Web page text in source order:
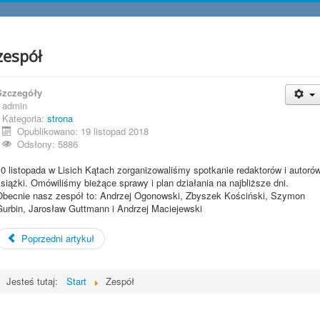
admin
Kategoria: strona
Opublikowano: 19 listopad 2018
Odsłony: 5886
listopada w Lisich Kątach zorganizowaliśmy spotkanie redaktorów i
Omówiliśmy bieżące sprawy i plan działania na najbliższe dni.
nasz zespół to: Andrzej Ogonowski, Zbyszek Kościński, Szymon
Jarosław Guttmann i Andrzej Maciejewski
Poprzedni artykuł
Jesteś tutaj: Start Zespół